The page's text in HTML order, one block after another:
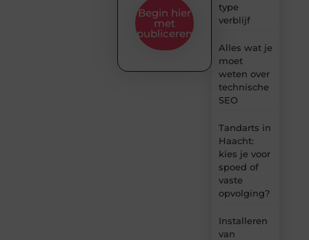
type
verblijf
Alles wat je
moet
weten over
technische
SEO
Tandarts in
Haacht:
kies je voor
spoed of
vaste
opvolging?
Installeren
van
Begin hier
met
publiceren